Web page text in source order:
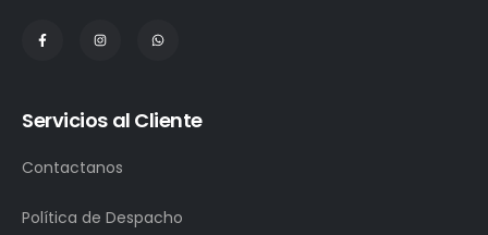
Servicios al Cliente
Contactanos
Política de Despacho